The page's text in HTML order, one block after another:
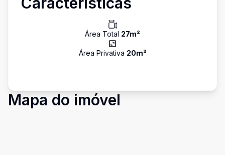
Área Total 27m²
Área Privativa 20m²
Mapa do imóvel